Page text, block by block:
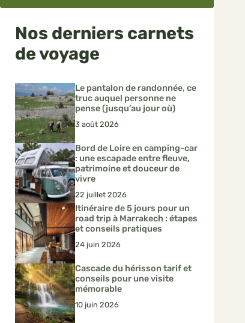
Nos derniers carnets
de voyage
Le pantalon de randonnée, ce
truc auquel personne ne
pense (jusqu’au jour où)
3 août 2026
Bord de Loire en camping-car
: une escapade entre fleuve,
patrimoine et douceur de
vivre
22 juillet 2026
Itinéraire de 5 jours pour un
road trip à Marrakech : étapes
et conseils pratiques
24 juin 2026
Cascade du hérisson tarif et
conseils pour une visite
mémorable
10 juin 2026